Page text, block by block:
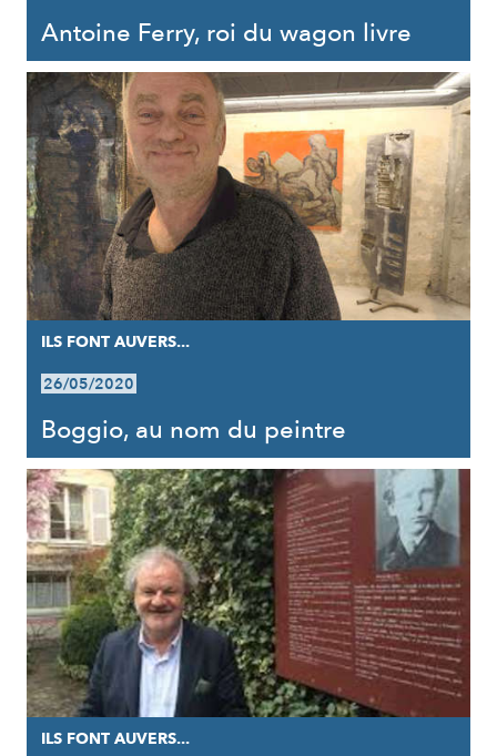
Antoine Ferry, roi du wagon livre
ILS FONT AUVERS...
26/05/2020
Boggio, au nom du peintre
ILS FONT AUVERS...